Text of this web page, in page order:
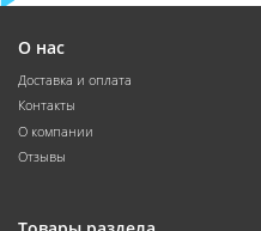
О нас
Доставка и оплата
Контакты
О компании
Отзывы